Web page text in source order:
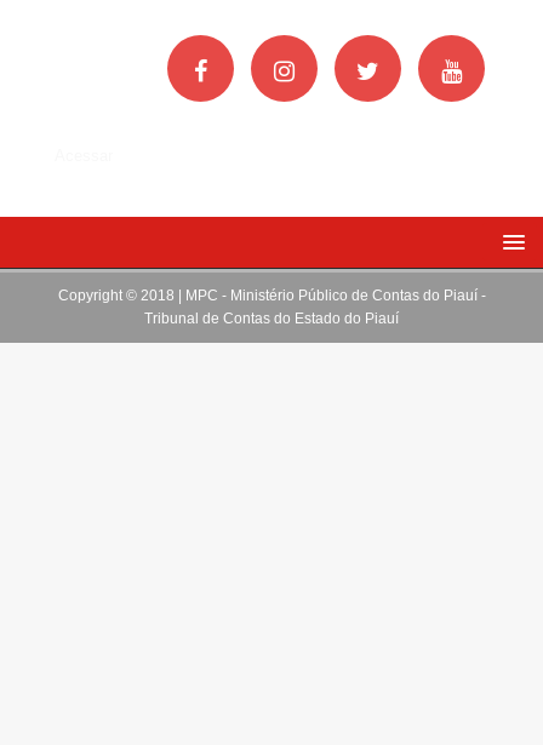
Copyright © 2018 | MPC - Ministério Público de Contas do Piauí -
Tribunal de Contas do Estado do Piauí